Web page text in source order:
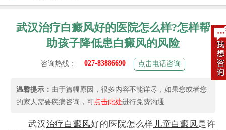
武汉治疗白癜风好的医院怎么样?怎样帮
助孩子降低患白癜风的风险
咨询热线： 027-83886690 点击电话咨询
温馨提示： 由于篇幅原因，很多内容不能详尽，如果您或者您
的家人需要疾病咨询，可点击此处进行免费沟通
武汉治疗白癜风好的医院怎么样 儿童白癜风是许